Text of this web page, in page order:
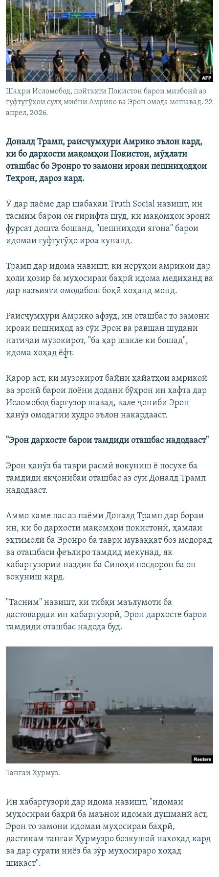
ГУЗОРИШҲОИ РАДИОӢ
Русский
ПАЙГИРӢ КУНЕД
Ҳамаи сомонаҳои RFE/RL
Шаҳри Исломобод, пойтахти Покистон барои мизбонӣ аз
гуфтугӯҳои сулҳ миёни Амрико ва Эрон омода мешавад. 22
апрел, 2026.
Доналд Трамп, раисҷумҳури Амрико эълон кард,
ки бо дархости мақомҳои Покистон, мӯҳлати
оташбас бо Эронро то замони ироаи пешниҳодҳои
Теҳрон, дароз кард.
Ӯ дар паёме дар шабакаи Truth Social навишт, ин
тасмим барои он гирифта шуд, ки мақомҳои эронӣ
фурсат дошта бошанд, "пешниҳоди ягона" барои
идомаи гуфтугӯҳо ироа кунанд.
Трамп дар идома навишт, ки нерӯҳои амрикоӣ дар
ҳоли ҳозир ба муҳосираи баҳрӣ идома медиҳанд ва
дар вазъияти омодабош боқӣ хоҳанд монд.
Раисҷумҳури Амрико афзуд, ин оташбас то замони
ироаи пешниҳод аз сӯи Эрон ва равшан шудани
натиҷаи музокирот, "ба ҳар шакле ки бошад",
идома хоҳад ёфт.
Қарор аст, ки музокирот байни ҳайатҳои амрикоӣ
ва эронӣ барои поёни додани бӯҳрон ин ҳафта дар
Исломобод баргузор шавад, вале ҷониби Эрон
ҳанӯз омодагии худро эълон накардааст.
"Эрон дархосте барои тамдиди оташбас надодааст"
Эрон ҳанӯз ба таври расмӣ вокуниш ё посухе ба
тамдиди якҷонибаи оташбас аз сӯи Доналд Трамп
надодааст.
Аммо каме пас аз паёми Доналд Трамп дар бораи
ин, ки бо дархости мақомҳои покистонӣ, ҳамлаи
эҳтимолӣ ба Эронро ба таври муваққат боз медорад
ва оташбаси феълиро тамдид мекунад, як
хабаргузории наздик ба Сипоҳи посдорон ба он
вокуниш кард.
"Тасним" навишт, ки тибқи маълумоти ба
дастовардаи ин хабаргузорӣ, Эрон дархосте барои
тамдиди оташбас надода буд.
Тангаи Ҳурмуз.
Ин хабаргузорӣ дар идома навишт, "идомаи
муҳосираи баҳрӣ ба маънои идомаи душманӣ аст,
Эрон то замони идомаи муҳосираи баҳрӣ,
дастикам тангаи Ҳурмузро бозкушоӣ нахоҳад кард
ва дар сурати ниёз ба зӯр муҳосираро хоҳад
шикаст".